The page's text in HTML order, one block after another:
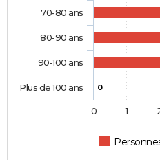
0
70-80 ans
80-90 ans
90-100 ans
Plus de 100 ans
0 1